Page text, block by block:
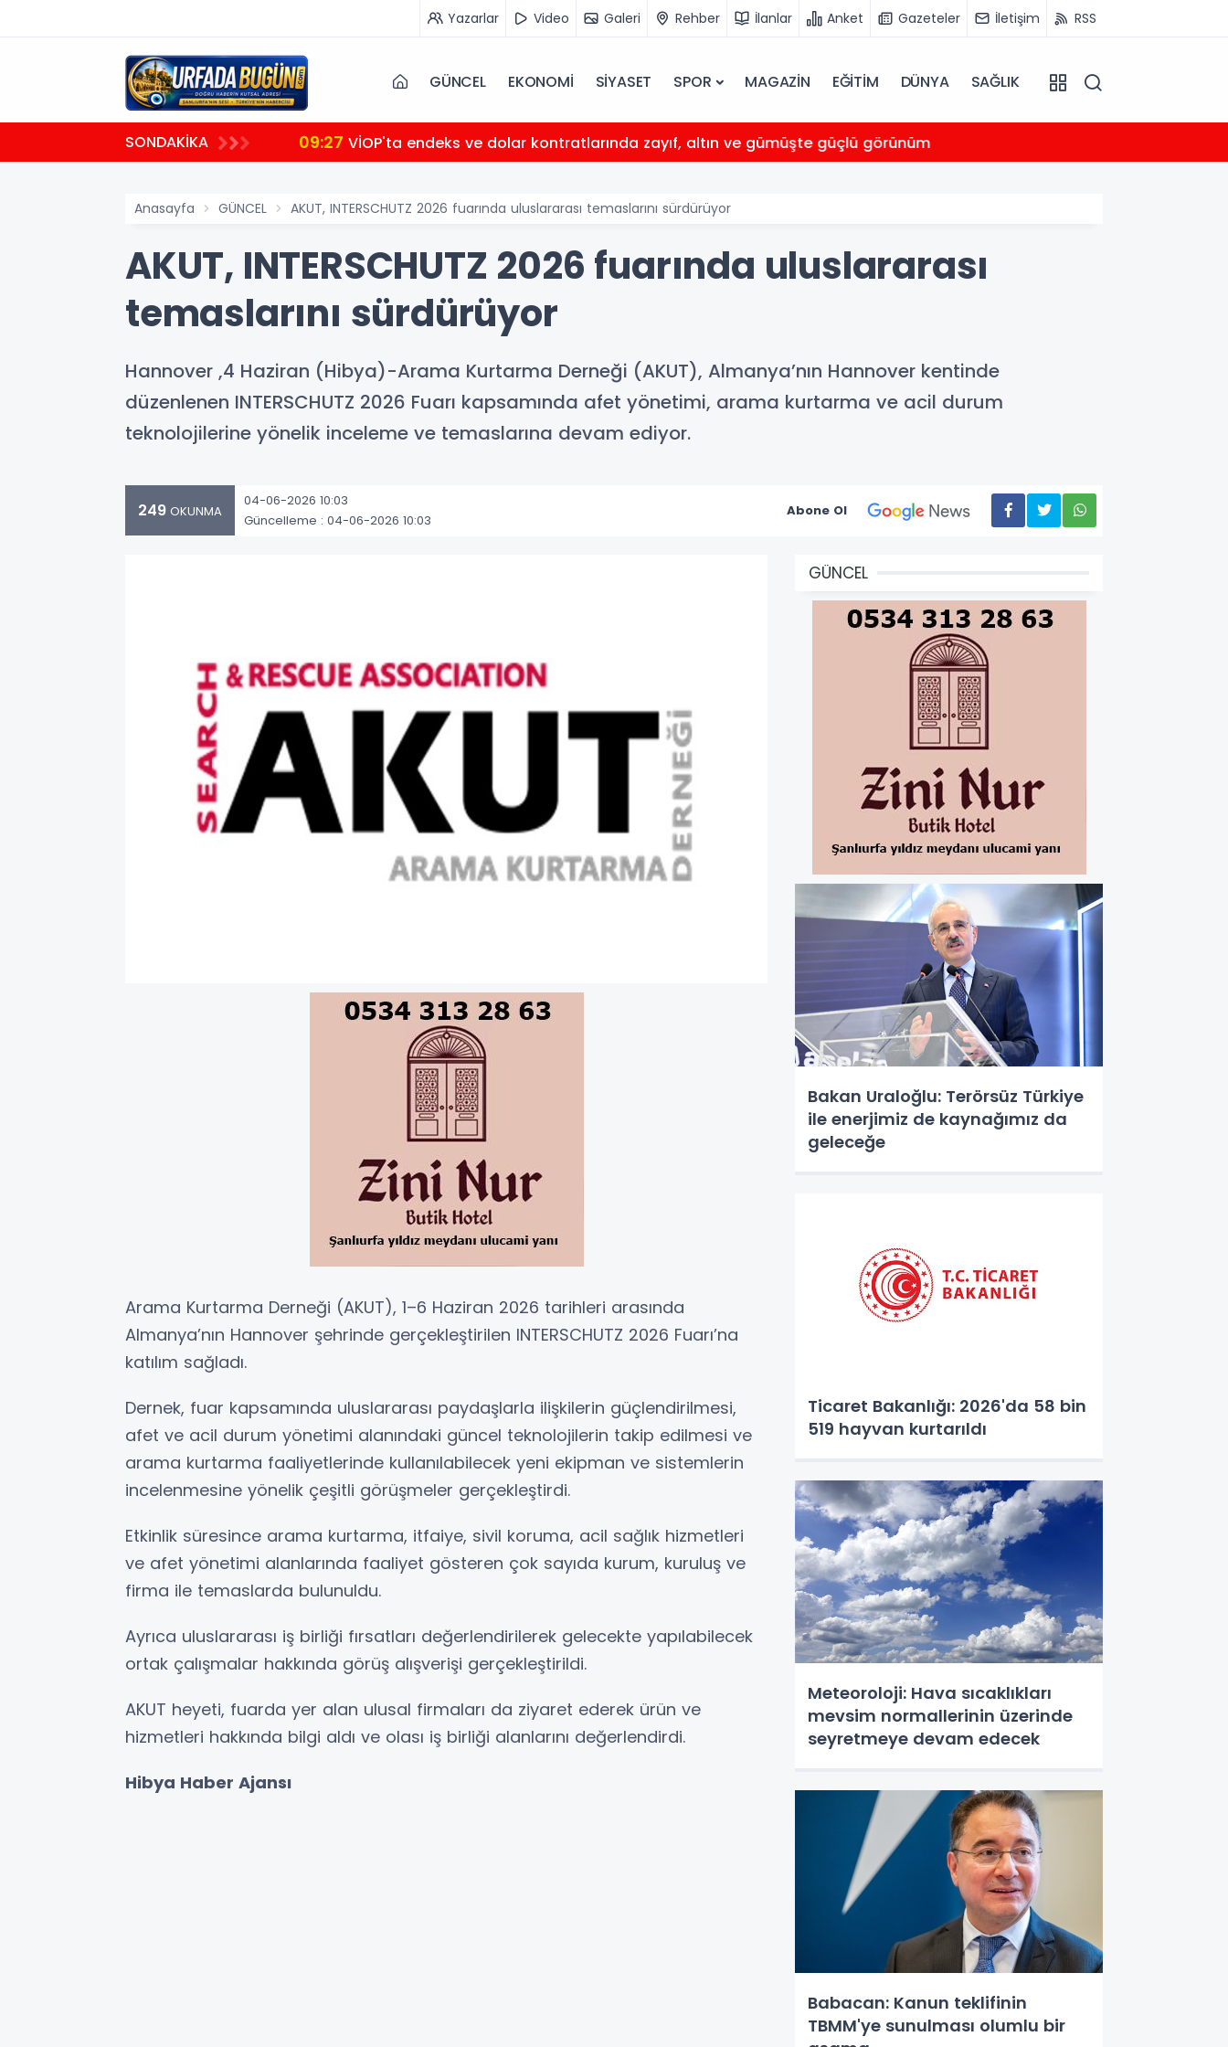
Yazarlar Video Galeri Rehber İlanlar Anket Gazeteler İletişim RSS
GÜNCEL EKONOMİ SİYASET SPOR MAGAZİN EĞİTİM DÜNYA SAĞLIK
SONDAKİKA 09:27 VİOP'ta endeks ve dolar kontratlarında zayıf, altın ve gümüşte güçlü görünüm
Anasayfa GÜNCEL AKUT, INTERSCHUTZ 2026 fuarında uluslararası temaslarını sürdürüyor
AKUT, INTERSCHUTZ 2026 fuarında uluslararası
temaslarını sürdürüyor
Hannover ,4 Haziran (Hibya)-Arama Kurtarma Derneği (AKUT), Almanya’nın Hannover kentinde
düzenlenen INTERSCHUTZ 2026 Fuarı kapsamında afet yönetimi, arama kurtarma ve acil durum
teknolojilerine yönelik inceleme ve temaslarına devam ediyor.
249 OKUNMA
04-06-2026 10:03
Güncelleme : 04-06-2026 10:03
Abone Ol
Arama Kurtarma Derneği (AKUT), 1–6 Haziran 2026 tarihleri arasında
Almanya’nın Hannover şehrinde gerçekleştirilen INTERSCHUTZ 2026 Fuarı’na
katılım sağladı.
Dernek, fuar kapsamında uluslararası paydaşlarla ilişkilerin güçlendirilmesi,
afet ve acil durum yönetimi alanındaki güncel teknolojilerin takip edilmesi ve
arama kurtarma faaliyetlerinde kullanılabilecek yeni ekipman ve sistemlerin
incelenmesine yönelik çeşitli görüşmeler gerçekleştirdi.
Etkinlik süresince arama kurtarma, itfaiye, sivil koruma, acil sağlık hizmetleri
ve afet yönetimi alanlarında faaliyet gösteren çok sayıda kurum, kuruluş ve
firma ile temaslarda bulunuldu.
Ayrıca uluslararası iş birliği fırsatları değerlendirilerek gelecekte yapılabilecek
ortak çalışmalar hakkında görüş alışverişi gerçekleştirildi.
AKUT heyeti, fuarda yer alan ulusal firmaları da ziyaret ederek ürün ve
hizmetleri hakkında bilgi aldı ve olası iş birliği alanlarını değerlendirdi.
Hibya Haber Ajansı
GÜNCEL
Bakan Uraloğlu: Terörsüz Türkiye
ile enerjimiz de kaynağımız da
geleceğe
Ticaret Bakanlığı: 2026'da 58 bin
519 hayvan kurtarıldı
Meteoroloji: Hava sıcaklıkları
mevsim normallerinin üzerinde
seyretmeye devam edecek
Babacan: Kanun teklifinin
TBMM'ye sunulması olumlu bir